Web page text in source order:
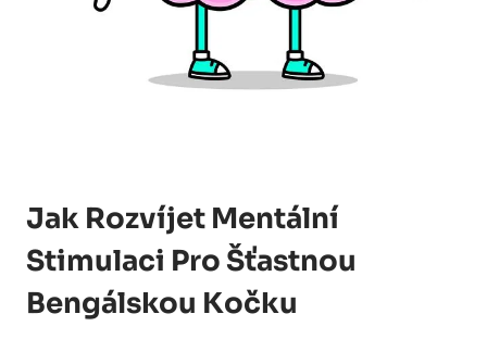
Jak Rozvíjet Mentální
Stimulaci Pro Šťastnou
Bengálskou Kočku